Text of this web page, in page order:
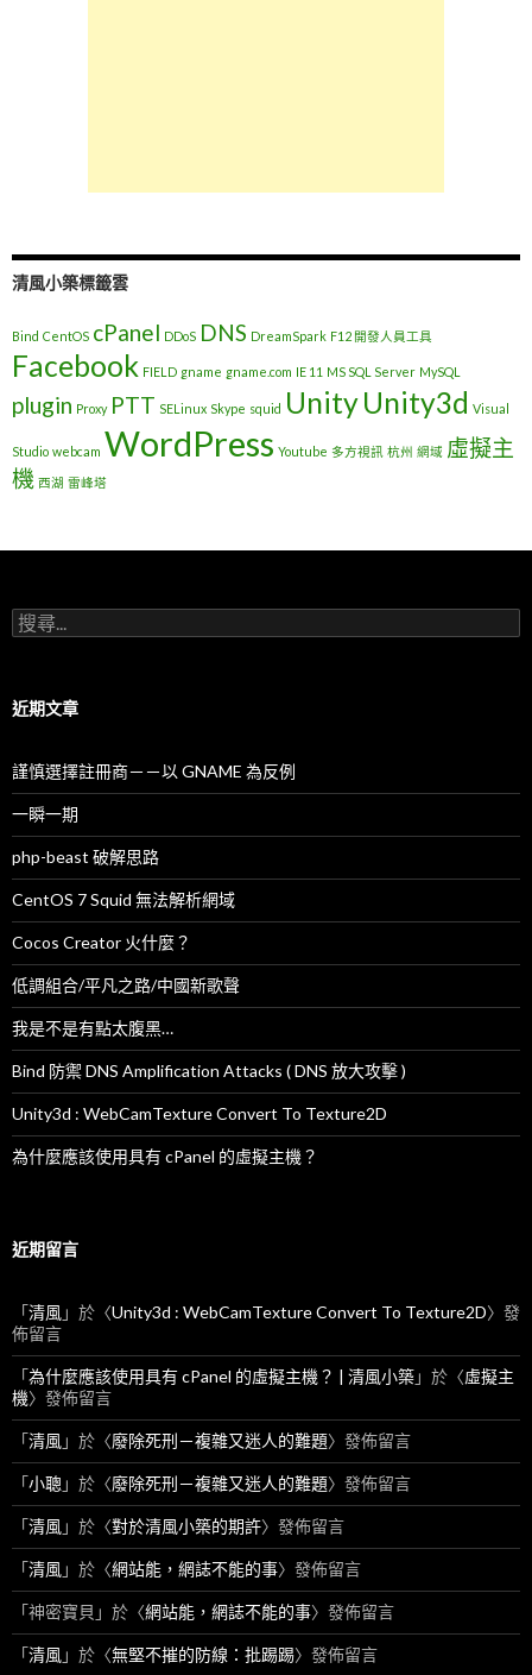
清風小築標籤雲
Bind CentOS cPanel DDoS DNS DreamSpark F12 開發人員工具
Facebook FIELD gname gname.com IE 11 MS SQL Server MySQL
plugin Proxy PTT SELinux Skype squid UnityUnity3d Visual
Studio webcam WordPress Youtube 多方視訊 杭州 網域 虛擬主
機 西湖 雷峰塔
搜
尋
字
近期文章
謹慎選擇註冊商－－以 GNAME 為反例
一瞬一期
php-beast 破解思路
CentOS 7 Squid 無法解析網域
Cocos Creator 火什麼？
低調組合/平凡之路/中國新歌聲
我是不是有點太腹黑…
Bind 防禦 DNS Amplification Attacks ( DNS 放大攻擊 )
Unity3d : WebCamTexture Convert To Texture2D
為什麼應該使用具有 cPanel 的虛擬主機？
近期留言
「清風」於〈Unity3d : WebCamTexture Convert To Texture2D〉發
佈留言
「為什麼應該使用具有 cPanel 的虛擬主機？ | 清風小築」於〈虛擬主
機〉發佈留言
「清風」於〈廢除死刑－複雜又迷人的難題〉發佈留言
「小聰 」於〈廢除死刑－複雜又迷人的難題〉發佈留言
「清風」於〈對於清風小築的期許〉發佈留言
「清風」於〈網站能，網誌不能的事〉發佈留言
「神密寶貝 」於〈網站能，網誌不能的事〉發佈留言
「清風」於〈無堅不摧的防線：批踢踢〉發佈留言